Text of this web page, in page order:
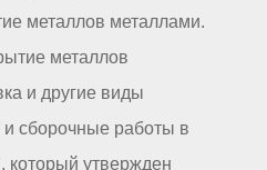
металлов металлами.
металлов
и другие виды
сборочные работы в
который утвержден